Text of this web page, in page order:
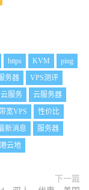
https KVM
ping
务器
VPS测评
云服务
云服务器
宽VPS
性价比
新消息
服务器
云地
下一篇